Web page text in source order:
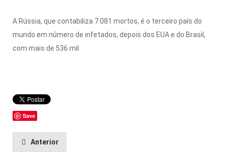
A Rússia, que contabiliza 7.081 mortos, é o terceiro país do
mundo em número de infetados, depois dos EUA e do Brasil,
com mais de 536 mil.
Save
Anterior